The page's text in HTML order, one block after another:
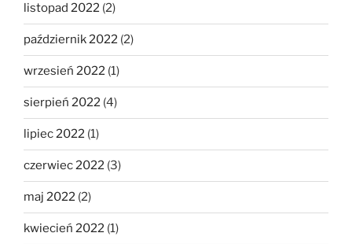
listopad 2022 (2)
październik 2022 (2)
wrzesień 2022 (1)
sierpień 2022 (4)
lipiec 2022 (1)
czerwiec 2022 (3)
maj 2022 (2)
kwiecień 2022 (1)